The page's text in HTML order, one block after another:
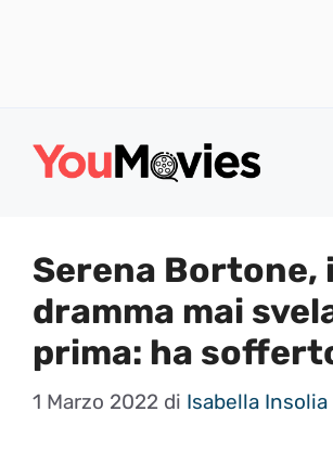
Serena Bortone,
dramma mai
prima: ha
1 Marzo 2022 di Isabella Insolia